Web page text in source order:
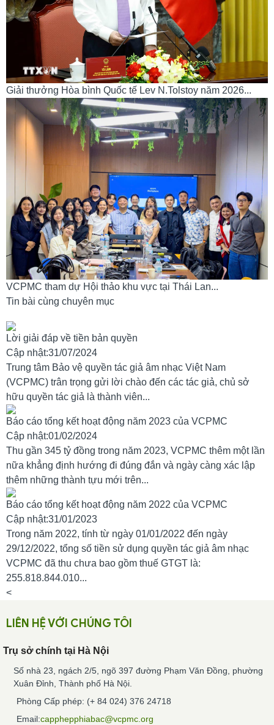
Giải thưởng Hòa bình Quốc tế Lev N.Tolstoy năm 2026...
VCPMC tham dự Hội thảo khu vực tại Thái Lan...
Tin bài cùng chuyên mục
Lời giải đáp về tiền bản quyền
Cập nhật:31/07/2024
Trung tâm Bảo vệ quyền tác giả âm nhạc Việt Nam
(VCPMC) trân trọng gửi lời chào đến các tác giả, chủ sở
hữu quyền tác giả là thành viên...
Báo cáo tổng kết hoạt động năm 2023 của VCPMC
Cập nhật:01/02/2024
Thu gần 345 tỷ đồng trong năm 2023, VCPMC thêm một lần
nữa khẳng định hướng đi đúng đắn và ngày càng xác lập
thêm những thành tựu mới trên...
Báo cáo tổng kết hoạt động năm 2022 của VCPMC
Cập nhật:31/01/2023
Trong năm 2022, tính từ ngày 01/01/2022 đến ngày
29/12/2022, tổng số tiền sử dụng quyền tác giả âm nhạc
VCPMC đã thu chưa bao gồm thuế GTGT là:
255.818.844.010...
<
LIÊN HỆ VỚI CHÚNG TÔI
Trụ sở chính tại Hà Nội
Số nhà 23, ngách 2/5, ngõ 397 đường Phạm Văn Đồng, phường
Xuân Đỉnh, Thành phố Hà Nội.
Phòng Cấp phép: (+ 84 024) 376 24718
Email:capphepphiabac@vcpmc.org